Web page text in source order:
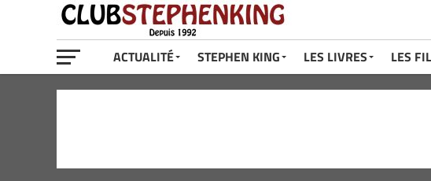
ACTUALITÉ STEPHEN KING LES LIVRES LES